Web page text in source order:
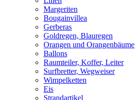
Margeriten
Bougainvillea
Gerberas
Goldregen, Blauregen
Orangen und Orangenbäume
Ballons
Raumteiler, Koffer, Leiter
Surfbretter, Wegweiser
Wimpelketten
Eis
Strandartikel